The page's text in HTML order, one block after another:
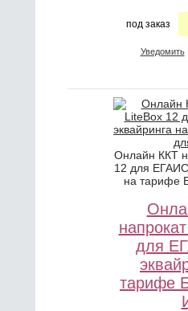
под заказ
Уведомить
Онлайн ККТ
12 для ЕГАИС
на тарифе
для
тарифе